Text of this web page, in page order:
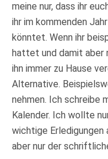
meine nur, dass ihr
ihr im kommenden
könntet. Wenn ihr
hattet und damit aber
ihn immer zu Hause
Alternative.
nehmen. Ich schreibe
Kalender. Ich wollte
wichtige Erledigungen
aber nur der